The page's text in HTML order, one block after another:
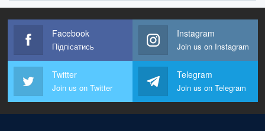
Facebook
Підпісатись
Instagram
Join us on Instagram
Twitter
Join us on Twitter
Telegram
Join us on Telegram